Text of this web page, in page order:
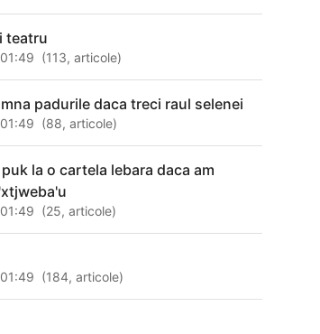
teatru
(113,articole)
padurile daca treci raul selenei
(88,articole)
la o cartela lebara daca am
(25,articole)
(184,articole)